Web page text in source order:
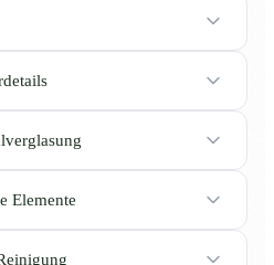
Elemente